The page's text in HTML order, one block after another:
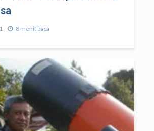
8 menit baca